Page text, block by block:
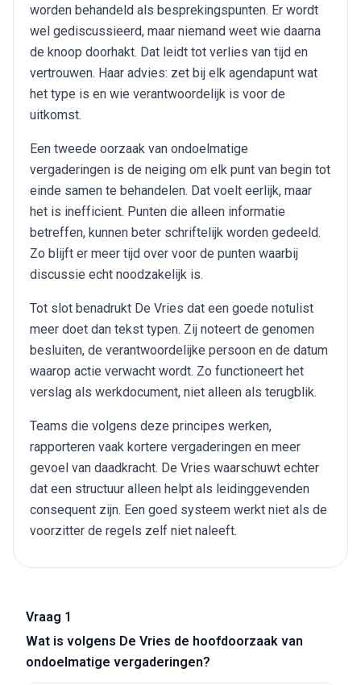
worden behandeld als besprekingspunten. Er wordt
wel gediscussieerd, maar niemand weet wie daarna
de knoop doorhakt. Dat leidt tot verlies van tijd en
vertrouwen. Haar advies: zet bij elk agendapunt wat
het type is en wie verantwoordelijk is voor de
uitkomst.
Een tweede oorzaak van ondoelmatige
vergaderingen is de neiging om elk punt van begin tot
einde samen te behandelen. Dat voelt eerlijk, maar
het is inefficient. Punten die alleen informatie
betreffen, kunnen beter schriftelijk worden gedeeld.
Zo blijft er meer tijd over voor de punten waarbij
discussie echt noodzakelijk is.
Tot slot benadrukt De Vries dat een goede notulist
meer doet dan tekst typen. Zij noteert de genomen
besluiten, de verantwoordelijke persoon en de datum
waarop actie verwacht wordt. Zo functioneert het
verslag als werkdocument, niet alleen als terugblik.
Teams die volgens deze principes werken,
rapporteren vaak kortere vergaderingen en meer
gevoel van daadkracht. De Vries waarschuwt echter
dat een structuur alleen helpt als leidinggevenden
consequent zijn. Een goed systeem werkt niet als de
voorzitter de regels zelf niet naleeft.
Vraag 1
Wat is volgens De Vries de hoofdoorzaak van
ondoelmatige vergaderingen?